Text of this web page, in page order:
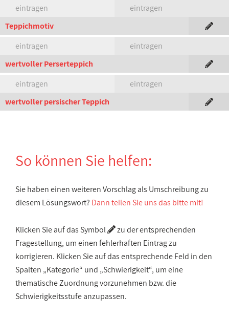
eintragen
eintragen
Teppichmotiv
eintragen
eintragen
wertvoller Perserteppich
eintragen
eintragen
wertvoller persischer Teppich
So können Sie helfen:
Sie haben einen weiteren Vorschlag als Umschreibung zu
diesem Lösungswort? Dann teilen Sie uns das bitte mit!
Klicken Sie auf das Symbol
zu der entsprechenden
Fragestellung, um einen fehlerhaften Eintrag zu
korrigieren. Klicken Sie auf das entsprechende Feld in den
Spalten „Kategorie“ und „Schwierigkeit“, um eine
thematische Zuordnung vorzunehmen bzw. die
Schwierigkeitsstufe anzupassen.